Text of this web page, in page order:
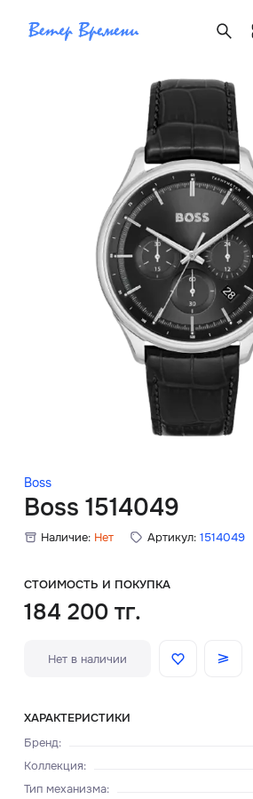
Boss
Boss 1514049
Наличие: Нет Артикул: 1514049
СТОИМОСТЬ И ПОКУПКА
184 200 тг.
Нет в наличии
ХАРАКТЕРИСТИКИ
Бренд:
Коллекция:
Тип механизма:
Авторизация
Каталог
Мужские часы
Женские часы
Скидки
Главная
О нас